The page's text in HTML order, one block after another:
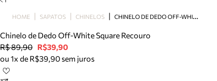
Bolsa
Tamanco
Tênis
Mule
HOME SAPATOS CHINELOS C
HINELO DE DEDO OFF-WHITE SQUARE RECOURO
Chinelo de Dedo Off-White Square Recouro
R$ 89,90 R$39,90
ou 1x de R$39,90 sem juros